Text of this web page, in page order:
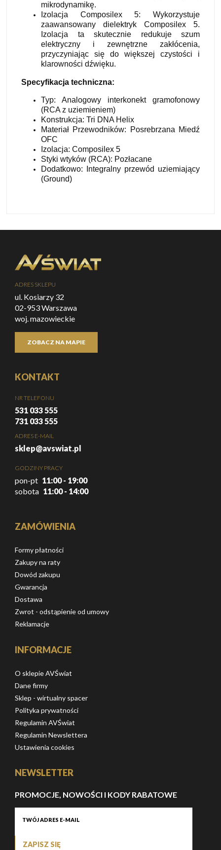
mikrodynamikę.
Izolacja Composilex 5: Wykorzystuje
zaawansowany dielektryk Composilex 5.
Izolacja ta skutecznie redukuje szum
elektryczny i zewnętrzne zakłócenia,
przyczyniając się do większej czystości i
klarowności dźwięku.
Specyfikacja techniczna:
Typ: Analogowy interkonekt gramofonowy
(RCA z uziemieniem)
Konstrukcja: Tri DNA Helix
Materiał Przewodników: Posrebrzana Miedź
OFC
Izolacja: Composilex 5
Styki wtyków (RCA): Pozłacane
Dodatkowo: Integralny przewód uziemiający
(Ground)
ADRES SKLEPU
ul. Kosiarzy 32
02-953 Warszawa
woj. mazowieckie
ZOBACZ NA MAPIE
KONTAKT
NR TELEFONU
531 033 555
731 033 555
ADRES E-MAIL
sklep@avswiat.pl
GODZINY PRACY
pon-pt 11:00 - 19:00
sobota 11:00 - 14:00
ZAMÓWIENIA
Formy płatności
Zakupy na raty
Dowód zakupu
Gwarancja
Dostawa
Zwrot - odstąpienie od umowy
Reklamacje
INFORMACJE
O sklepie AVŚwiat
Dane firmy
Sklep - wirtualny spacer
Polityka prywatności
Regulamin AVŚwiat
Regulamin Newslettera
Ustawienia cookies
NEWSLETTER
PROMOCJE, NOWOŚCI I KODY RABATOWE
ZAPISZ SIĘ